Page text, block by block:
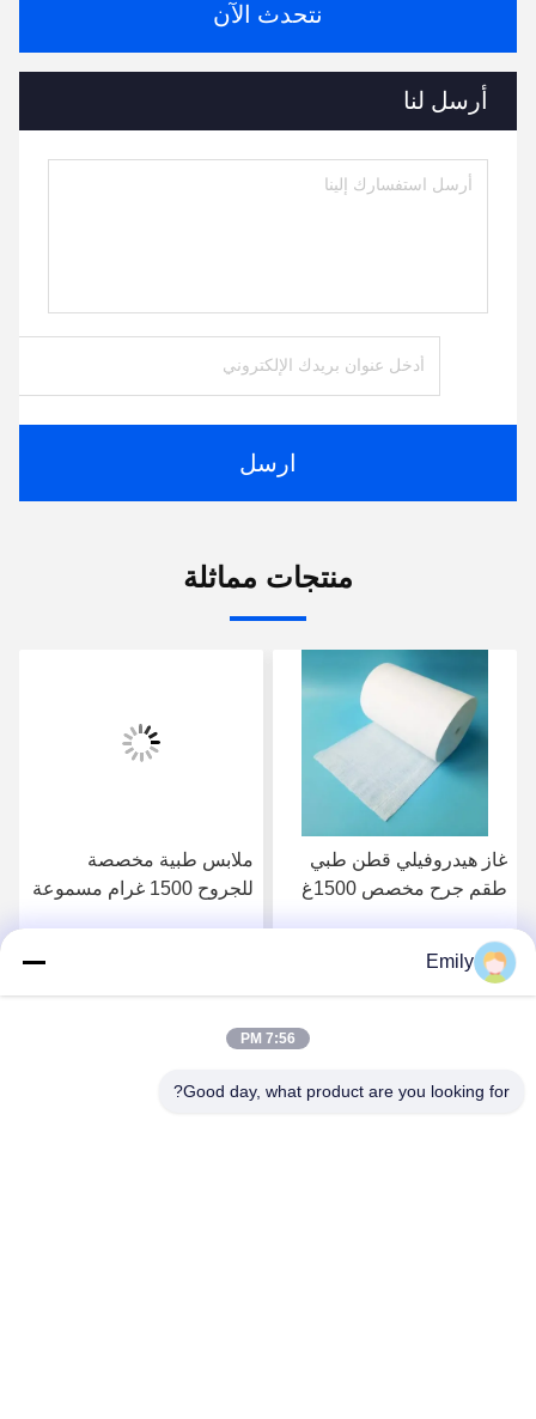
نتحدث الآن
أرسل لنا
ارسل
منتجات مماثلة
غاز هيدروفيلي قطن طبي
طقم جرح مخصص 1500غ
قطن مبيض مطهر 90 سم
احصل على أفضل سعر
ملابس طبية مخصصة
للجروح 1500 غرام مسموعة
Emily
7:56 PM
Good day, what product are you looking for?